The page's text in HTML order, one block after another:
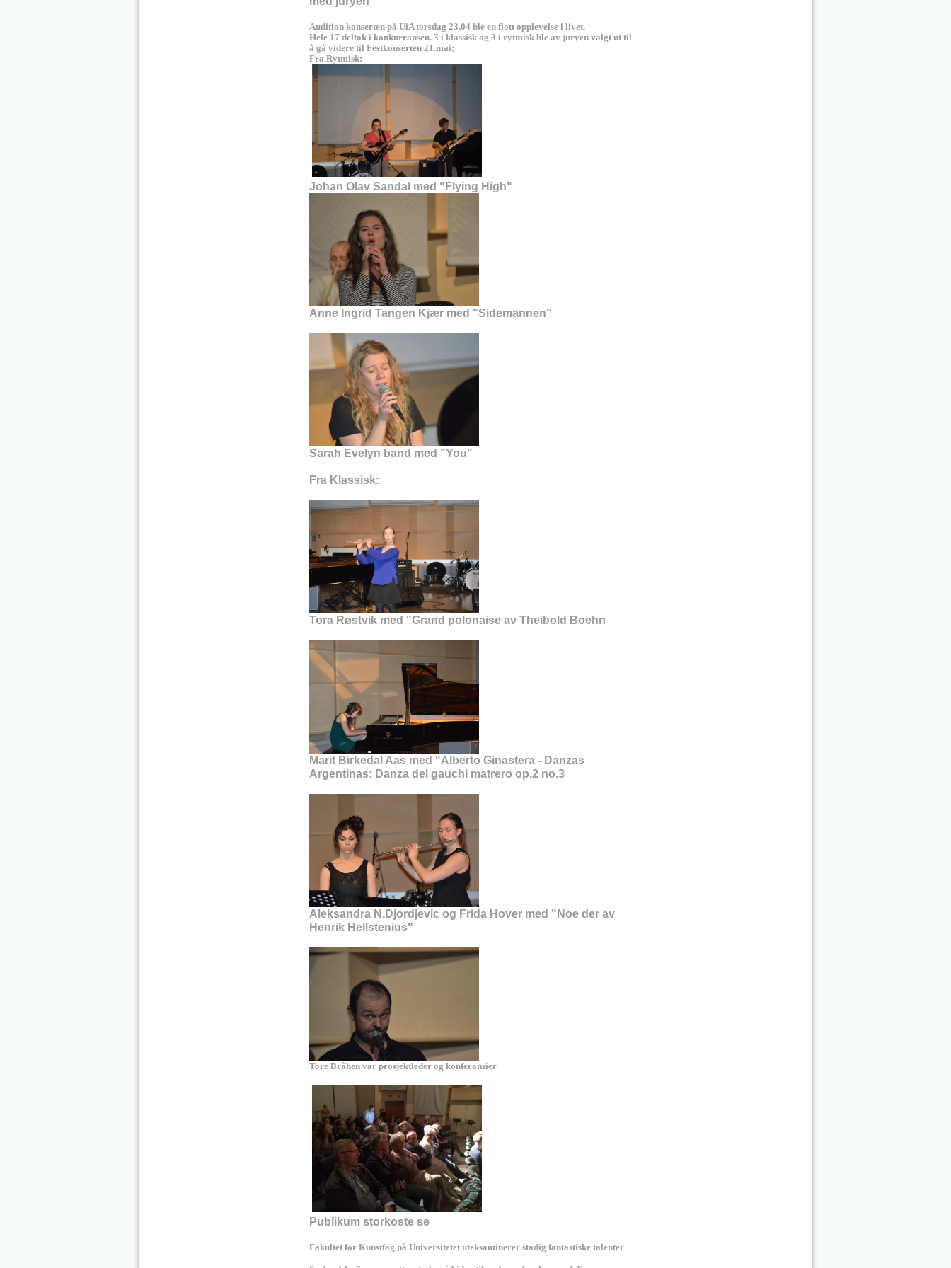
Audition konserten på UiA torsdag 23.04 ble en flott opplevelse i livet.
Hele 17 deltok i konkurransen. 3 i klassisk og 3 i rytmisk ble av juryen valgt ut til
å gå videre til Festkonserten 21.mai;
Fra Rytmisk:
Johan Olav Sandal med "Flying High"
Anne Ingrid Tangen Kjær med "Sidemannen"
Sarah Evelyn band med "You"
Fra Klassisk:
Tora Røstvik med "Grand polonaise av Theibold Boehn
Marit Birkedal Aas med "Alberto Ginastera - Danzas
Argentinas: Danza del gauchi matrero op.2 no.3
Aleksandra N.Djordjevic og Frida Hover med "Noe der av
Henrik Hellstenius"
Tore Bråhen var prosjektleder og konferansier
Publikum storkoste se
Fakultet for Kunstfag på Universitetet uteksaminerer stadig fantastiske talenter